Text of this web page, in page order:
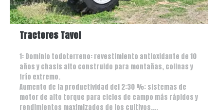
Tractores Tavol
1: Dominio todoterreno: revestimiento antioxidante de 10
años y chasis alto construido para montañas, colinas y
frío extremo.
Aumento de la productividad del 2:30 %: sistemas de
motor de alto torque para ciclos de campo más rápidos y
rendimientos maximizados de los cultivos.